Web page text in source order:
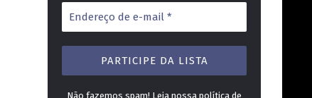
Endereço
de
e-
mail
Não fazemos spam! Leia nossa política de